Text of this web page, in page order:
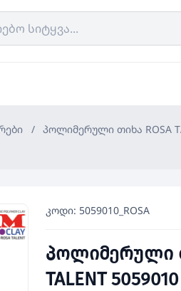
/ პოლიმერული თიხა ROSA
კოდი: 5059010_ROSA
პოლიმერული
TALENT